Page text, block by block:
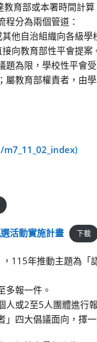
育部或本署時間計算
分為兩個管道：
他自治組織向各級學
向教育部性平會提案
為限，學校性平會
教育部權責者，由
)
活動實施計畫 下載
115年推動主題為
多報一件。
或2至5人團體進行
四大倡議面向，擇